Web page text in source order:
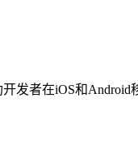
发者在iOS和